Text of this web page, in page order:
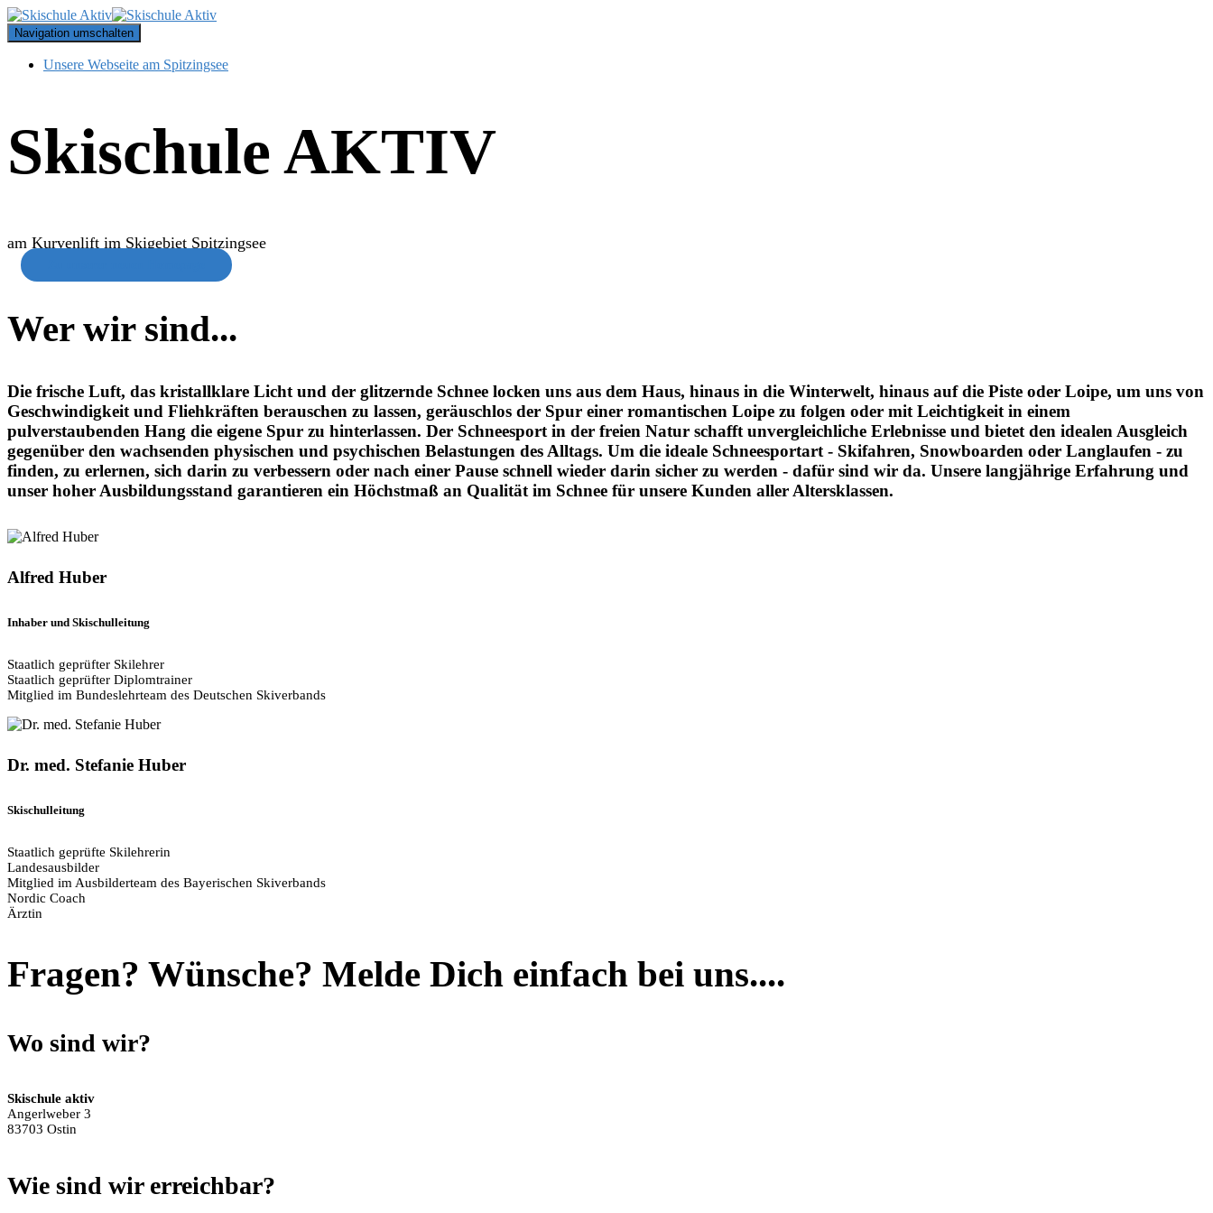
Navigation umschalten
Unsere Webseite am Spitzingsee
Skischule AKTIV
am Kurvenlift im Skigebiet Spitzingsee
Wer wir sind...
Die frische Luft, das kristallklare Licht und der glitzernde Schnee locken uns aus dem Haus, hinaus in die Winterwelt, hinaus auf die Piste oder Loipe, um uns von
Geschwindigkeit und Fliehkräften berauschen zu lassen, geräuschlos der Spur einer romantischen Loipe zu folgen oder mit Leichtigkeit in einem
pulverstaubenden Hang die eigene Spur zu hinterlassen. Der Schneesport in der freien Natur schafft unvergleichliche Erlebnisse und bietet den idealen Ausgleich
gegenüber den wachsenden physischen und psychischen Belastungen des Alltags. Um die ideale Schneesportart - Skifahren, Snowboarden oder Langlaufen - zu
finden, zu erlernen, sich darin zu verbessern oder nach einer Pause schnell wieder darin sicher zu werden - dafür sind wir da. Unsere langjährige Erfahrung und
unser hoher Ausbildungsstand garantieren ein Höchstmaß an Qualität im Schnee für unsere Kunden aller Altersklassen.
Alfred Huber
Inhaber und Skischulleitung
Staatlich geprüfter Skilehrer
Staatlich geprüfter Diplomtrainer
Mitglied im Bundeslehrteam des Deutschen Skiverbands
Dr. med. Stefanie Huber
Skischulleitung
Staatlich geprüfte Skilehrerin
Landesausbilder
Mitglied im Ausbilderteam des Bayerischen Skiverbands
Nordic Coach
Ärztin
Fragen? Wünsche? Melde Dich einfach bei uns....
Wo sind wir?
Skischule aktiv
Angerlweber 3
83703 Ostin
Wie sind wir erreichbar?